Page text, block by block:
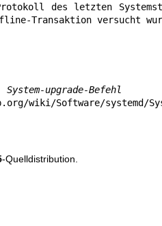
des letzten
Transaktion versucht
System-upgrade-Befehl
wiki/Software/systemd/
-Quelldistribution.